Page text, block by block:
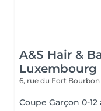
A&S Hair &
Luxembourg
6, rue du Fort Bourbon
Coupe Garçon 0-12